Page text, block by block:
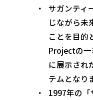
サガンティ
じながら未
ことを目的
Projectの一
に展示され
テムとなり
1997年の